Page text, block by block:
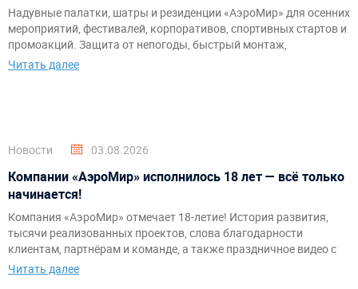
Надувные палатки, шатры и резиденции «АэроМир» для осенних
мероприятий, фестивалей, корпоративов, спортивных стартов и
промоакций. Защита от непогоды, быстрый монтаж,
брендирование и комфортное пространство для гостей и
Читать далее
Новости 03.08.2026
Компании «АэроМир» исполнилось 18 лет — всё только
начинается!
Компания «АэроМир» отмечает 18-летие! История развития,
тысячи реализованных проектов, слова благодарности
клиентам, партнёрам и команде, а также праздничное видео с
самыми яркими моментами за годы работы.
Читать далее